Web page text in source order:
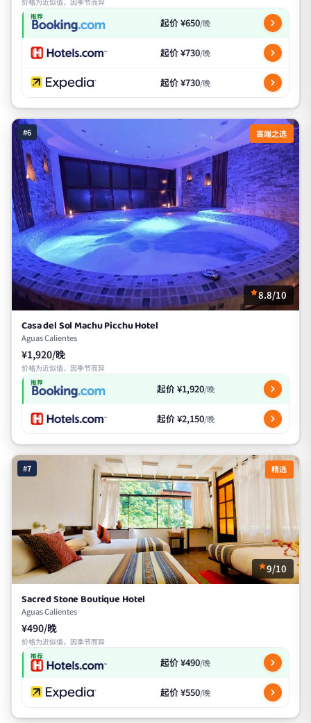
推荐 起价 ¥650/晚
起价 ¥730/晚
起价 ¥730/晚
#6 高端之选
8.8/10
Casa del Sol Machu Picchu Hotel
Aguas Calientes
¥1,920/晚
价格为近似值，因季节而异
推荐 起价 ¥1,920/晚
起价 ¥2,150/晚
#7 精选
9/10
Sacred Stone Boutique Hotel
Aguas Calientes
¥490/晚
价格为近似值，因季节而异
推荐 起价 ¥490/晚
起价 ¥550/晚